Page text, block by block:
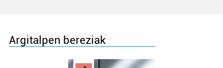
Argitalpen bereziak